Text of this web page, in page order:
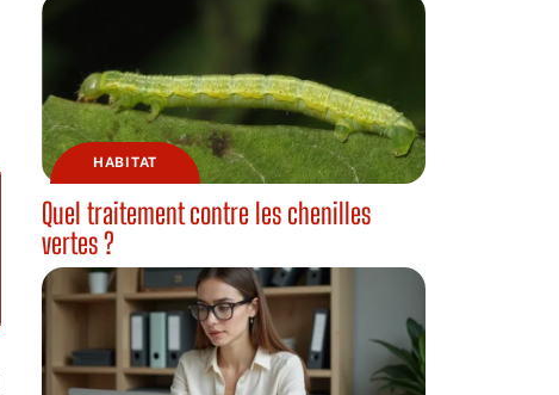
HABITAT
Quel traitement contre les chenilles
vertes ?